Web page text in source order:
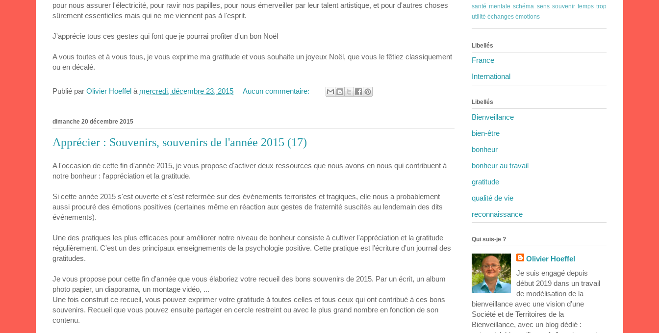
pour nous assurer l'électricité, pour ravir nos papilles, pour nous émerveiller par leur talent artistique, et pour d'autres choses
sûrement essentielles mais qui ne me viennent pas à l'esprit.
J'apprécie tous ces gestes qui font que je pourrai profiter d'un bon Noël
A vous toutes et à vous tous, je vous exprime ma gratitude et vous souhaite un joyeux Noël, que vous le fêtiez classiquement
ou en décalé.
Publié par Olivier Hoeffel à mercredi, décembre 23, 2015 Aucun commentaire:
dimanche 20 décembre 2015
Apprécier : Souvenirs, souvenirs de l'année 2015 (17)
A l'occasion de cette fin d'année 2015, je vous propose d'activer deux ressources que nous avons en nous qui contribuent à
notre bonheur : l'appréciation et la gratitude.
Si cette année 2015 s'est ouverte et s'est refermée sur des événements terroristes et tragiques, elle nous a probablement
aussi procuré des émotions positives (certaines même en réaction aux gestes de fraternité suscités au lendemain des dits
événements).
Une des pratiques les plus efficaces pour améliorer notre niveau de bonheur consiste à cultiver l'appréciation et la gratitude
régulièrement. C'est un des principaux enseignements de la psychologie positive. Cette pratique est l'écriture d'un journal des
gratitudes.
Je vous propose pour cette fin d'année que vous élaboriez votre recueil des bons souvenirs de 2015. Par un écrit, un album
photo papier, un diaporama, un montage vidéo, ...
Une fois construit ce recueil, vous pouvez exprimer votre gratitude à toutes celles et tous ceux qui ont contribué à ces bons
souvenirs. Recueil que vous pouvez ensuite partager en cercle restreint ou avec le plus grand nombre en fonction de son
contenu.
santé mentale schéma sens souvenir temps trop
utilité échanges émotions
Libellés
France
International
Libellés
Bienveillance
bien-être
bonheur
bonheur au travail
gratitude
qualité de vie
reconnaissance
Qui suis-je ?
Olivier Hoeffel
Je suis engagé depuis
début 2019 dans un travail
de modélisation de la
bienveillance avec une vision d'une
Société et de Territoires de la
Bienveillance, avec un blog dédié :